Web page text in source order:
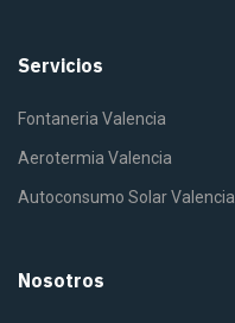
Servicios
Fontaneria Valencia
Aerotermia Valencia
Autoconsumo Solar Valencia
Nosotros